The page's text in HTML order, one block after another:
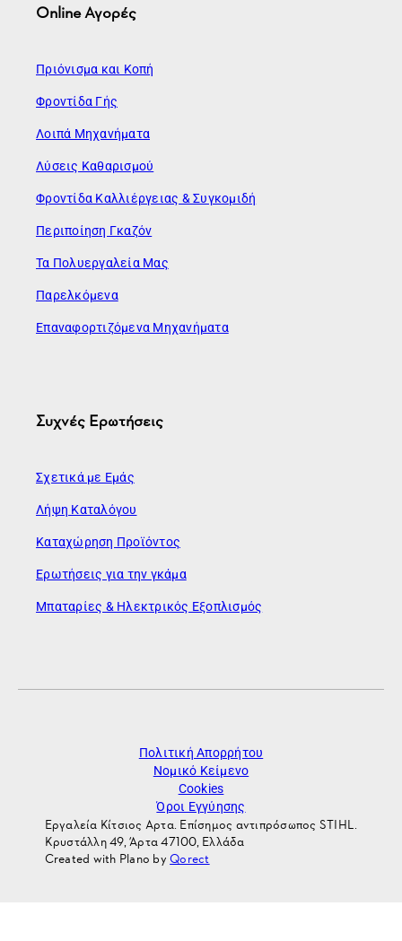
Online Αγορές
Πριόνισμα και Κοπή
Φροντίδα Γής
Λοιπά Μηχανήματα
Λύσεις Καθαρισμού
Φροντίδα Καλλιέργειας & Συγκομιδή
Περιποίηση Γκαζόν
Τα Πολυεργαλεία Μας
Παρελκόμενα
Επαναφορτιζόμενα Μηχανήματα
Συχνές Ερωτήσεις
Σχετικά με Εμάς
Λήψη Καταλόγου
Καταχώρηση Προϊόντος
Ερωτήσεις για την γκάμα
Μπαταρίες & Ηλεκτρικός Εξοπλισμός
Πολιτική Απορρήτου
Νομικό Κείμενο
Cookies
Όροι Εγγύησης
Εργαλεία Κίτσιος Αρτα. Επίσημος αντιπρόσωπος STIHL.
Κρυστάλλη 49, Άρτα 47100, Ελλάδα
Created with Plano byQorect